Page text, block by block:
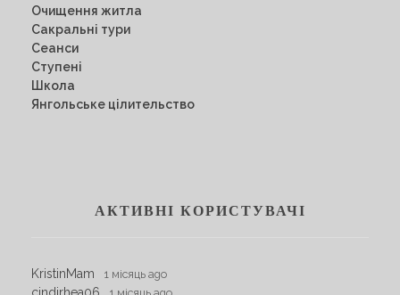
Очищення житла
Сакральні тури
Сеанси
Ступені
Школа
Янгольське цілительство
АКТИВНІ КОРИСТУВАЧІ
KristinMam 1 місяць ago
cindirhea06